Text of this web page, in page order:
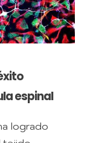
espinal
logrado